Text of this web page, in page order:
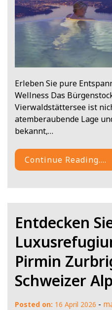
Erleben Sie pure
Wellness Das
Vierwaldstättersee ist
atemberaubende Lage
bekannt,…
Continue Reading....
Entdecken
Pirmin
Schweizer
Posted on: 16 April 2026 -